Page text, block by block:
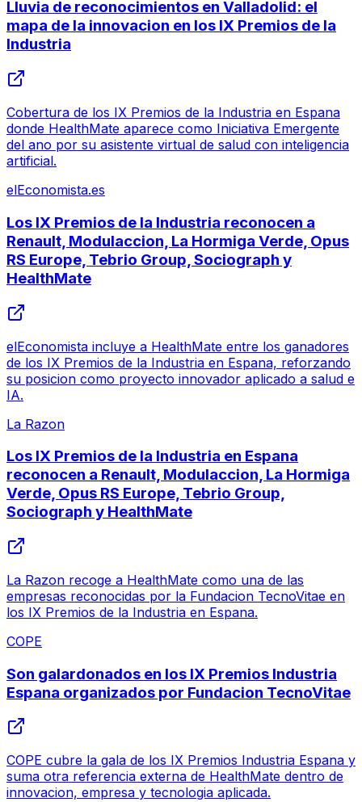
Lluvia de reconocimientos en Valladolid: el
mapa de la innovacion en los IX Premios de la
Industria
Cobertura de los IX Premios de la Industria en Espana
donde HealthMate aparece como Iniciativa Emergente
del ano por su asistente virtual de salud con inteligencia
artificial.
elEconomista.es
Los IX Premios de la Industria reconocen a
Renault, Modulaccion, La Hormiga Verde, Opus
RS Europe, Tebrio Group, Sociograph y
HealthMate
elEconomista incluye a HealthMate entre los ganadores
de los IX Premios de la Industria en Espana, reforzando
su posicion como proyecto innovador aplicado a salud e
IA.
La Razon
Los IX Premios de la Industria en Espana
reconocen a Renault, Modulaccion, La Hormiga
Verde, Opus RS Europe, Tebrio Group,
Sociograph y HealthMate
La Razon recoge a HealthMate como una de las
empresas reconocidas por la Fundacion TecnoVitae en
los IX Premios de la Industria en Espana.
COPE
Son galardonados en los IX Premios Industria
Espana organizados por Fundacion TecnoVitae
COPE cubre la gala de los IX Premios Industria Espana y
suma otra referencia externa de HealthMate dentro de
innovacion, empresa y tecnologia aplicada.